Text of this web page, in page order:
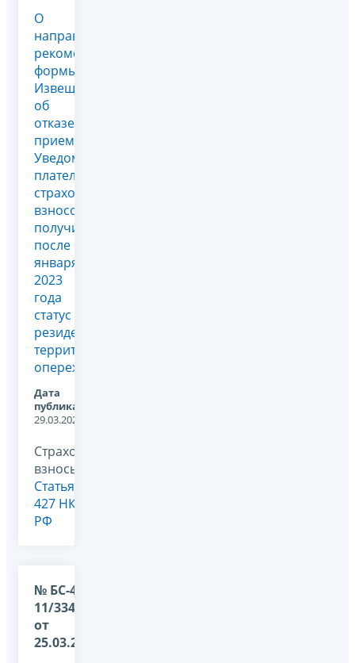
О
направлении
рекомендуемой
формы
Извещения
об
отказе в
приеме
Уведомления
плательщика
страховых
взносов,
получившего
после 1
января
2023
года
статус
резидента
территории
опережающ...
Дата
публикации:
29.03.2024
Страховые
взносы,
Статья
427 НК
РФ
№ БС-4-
11/3349@
от
25.03.2024